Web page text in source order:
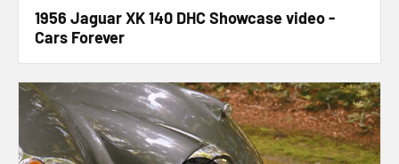
1956 Jaguar XK 140 DHC Showcase video -
Cars Forever